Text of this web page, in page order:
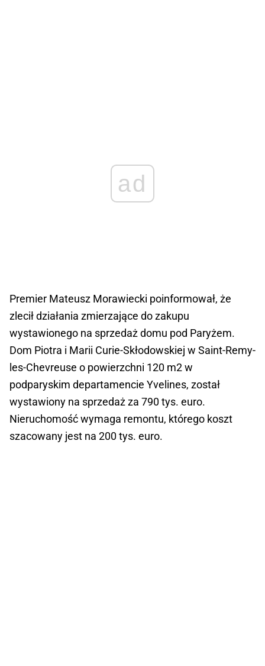
ad
Premier Mateusz Morawiecki poinformował, że
zlecił działania zmierzające do zakupu
wystawionego na sprzedaż domu pod Paryżem.
Dom Piotra i Marii Curie-Skłodowskiej w Saint-Remy-
les-Chevreuse o powierzchni 120 m2 w
podparyskim departamencie Yvelines, został
wystawiony na sprzedaż za 790 tys. euro.
Nieruchomość wymaga remontu, którego koszt
szacowany jest na 200 tys. euro.